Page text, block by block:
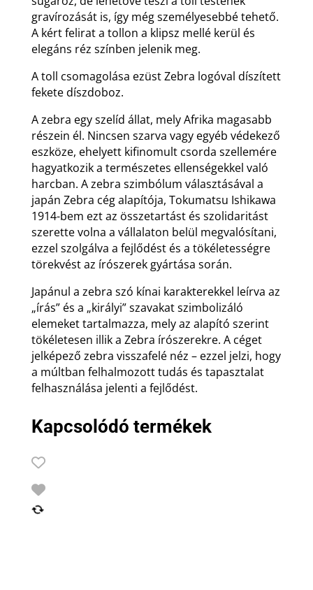
gravírozását is, így még személyesebbé tehető.
A kért felirat a tollon a klipsz mellé kerül és
elegáns réz színben jelenik meg.
A toll csomagolása ezüst Zebra logóval díszített
fekete díszdoboz.
A zebra egy szelíd állat, mely Afrika magasabb
részein él. Nincsen szarva vagy egyéb védekező
eszköze, ehelyett kifinomult csorda szellemére
hagyatkozik a természetes ellenségekkel való
harcban. A zebra szimbólum választásával a
japán Zebra cég alapítója, Tokumatsu Ishikawa
1914-bem ezt az összetartást és szolidaritást
szerette volna a vállalaton belül megvalósítani,
ezzel szolgálva a fejlődést és a tökéletességre
törekvést az írószerek gyártása során.
Japánul a zebra szó kínai karakterekkel leírva az
„írás” és a „királyi” szavakat szimbolizáló
elemeket tartalmazza, mely az alapító szerint
tökéletesen illik a Zebra írószerekre. A céget
jelképező zebra visszafelé néz – ezzel jelzi, hogy
a múltban felhalmozott tudás és tapasztalat
felhasználása jelenti a fejlődést.
Kapcsolódó termékek